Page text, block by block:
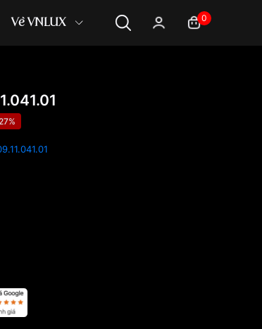
Về VNLUX 0